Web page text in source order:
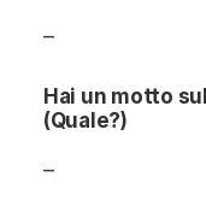
–
Hai un motto
(Quale?)
–